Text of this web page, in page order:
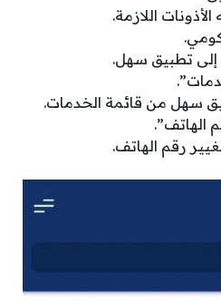
اللازمة.
إلى تطبيق سهل.
سهل من قائمة الخدمات.
الهاتف”.
رقم الهاتف.